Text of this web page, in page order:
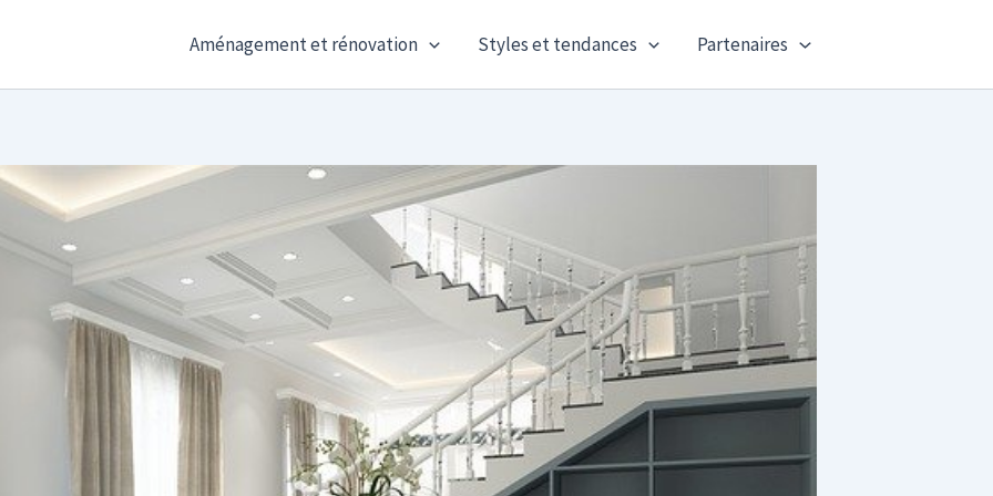
Aménagement et rénovation Styles et tendances Partenaires